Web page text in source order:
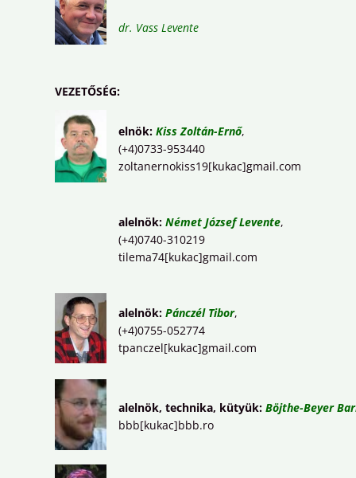
dr. Vass Levente
VEZETŐSÉG:
elnök: Kiss Zoltán-Ernő,
(+4)0733-953440
zoltanernokiss19[kukac]gmail.com
alelnök: Német József Levente,
(+4)0740-310219
tilema74[kukac]gmail.com
alelnök: Pánczél Tibor,
(+4)0755-052774
tpanczel[kukac]gmail.com
alelnök, technika, kütyük: Böjthe-Beyer
bbb[kukac]bbb.ro